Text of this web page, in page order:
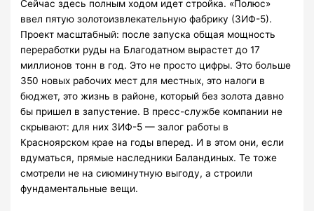
Сейчас здесь полным ходом идет стройка. «Полюс»
ввел пятую золотоизвлекательную фабрику (ЗИФ-5).
Проект масштабный: после запуска общая мощность
переработки руды на Благодатном вырастет до 17
миллионов тонн в год. Это не просто цифры. Это больше
350 новых рабочих мест для местных, это налоги в
бюджет, это жизнь в районе, который без золота давно
бы пришел в запустение. В пресс-службе компании не
скрывают: для них ЗИФ-5 — залог работы в
Красноярском крае на годы вперед. И в этом они, если
вдуматься, прямые наследники Баландиных. Те тоже
смотрели не на сиюминутную выгоду, а строили
фундаментальные вещи.